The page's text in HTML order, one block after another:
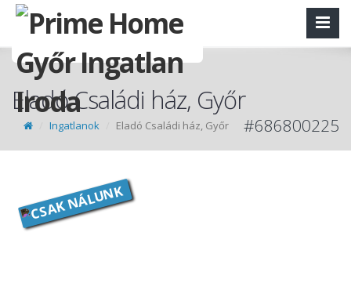
Eladó Családi ház, Győr
Ingatlanok Eladó Családi ház, Győr #686800225